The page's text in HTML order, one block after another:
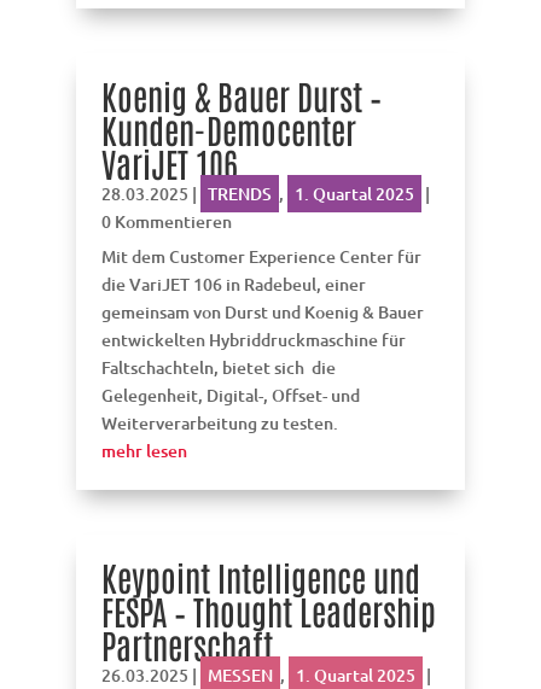
Koenig & Bauer Durst –
Kunden-Democenter
VariJET 106
28.03.2025 | TRENDS , 1. Quartal 2025 |
0 Kommentieren
Mit dem Customer Experience Center für
die VariJET 106 in Radebeul, einer
gemeinsam von Durst und Koenig & Bauer
entwickelten Hybriddruckmaschine für
Faltschachteln, bietet sich die
Gelegenheit, Digital-, Offset- und
Weiterverarbeitung zu testen.
mehr lesen
Keypoint Intelligence und
FESPA – Thought Leadership
Partnerschaft
26.03.2025 | MESSEN , 1. Quartal 2025 |